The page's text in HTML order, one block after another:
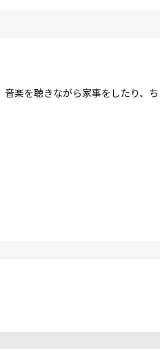
楽を聴きながら家事をしたり、